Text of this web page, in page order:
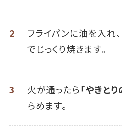
2 フライパンに油を入れ、
でじっくり焼きます。
3 火が通ったら「やきと
らめます。